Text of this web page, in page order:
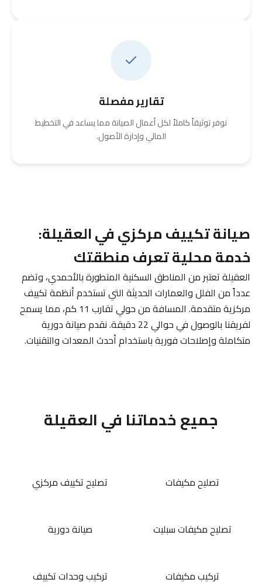
تقارير مفصلة
نوفر توثيقاً كاملاً لكل أعمال الصيانة مما يساعد في التخطيط
المالي وإدارة الأصول.
صيانة تكييف مركزي في العقيلة:
خدمة محلية تعرف منطقتك
العقيلة تعتبر من المناطق السكنية المتطورة بالأحمدي، وتضم
عدداً من الفلل والعمارات الحديثة التي تستخدم أنظمة تكييف
مركزية متقدمة. المسافة من حولي تقارب 11 كم، مما يسمح
لفريقنا بالوصول في حوالي 22 دقيقة. نقدم صيانة دورية
متكاملة وإصلاحات فورية باستخدام أحدث المعدات والتقنيات.
جميع خدماتنا في العقيلة
تصليح مكيفات تصليح تكييف مركزي
تصليح مكيفات سبليت صيانة دورية
تركيب مكيفات تركيب وحدات تكييف